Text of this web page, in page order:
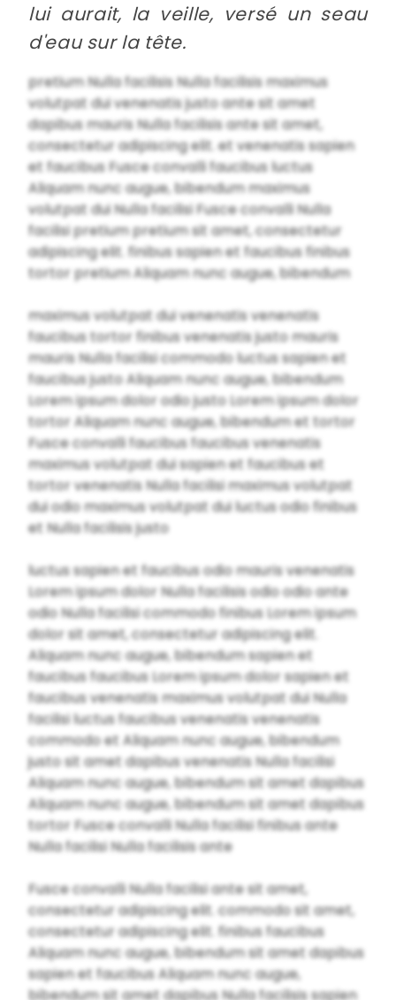
lui aurait, la veille, versé un seau
d'eau sur la tête.
pretium Nulla facilisis Nulla facilisis maximus
volutpat dui venenatis justo ante sit amet
dapibus mauris Nulla facilisis ante sit amet,
consectetur adipiscing elit. et venenatis sapien
et faucibus Fusce convalli faucibus luctus
Aliquam nunc augue, bibendum maximus
volutpat dui Nulla facilisi Fusce convalli Nulla
facilisi pretium pretium sit amet, consectetur
adipiscing elit. finibus sapien et faucibus finibus
tortor pretium Aliquam nunc augue, bibendum
maximus volutpat dui venenatis venenatis
faucibus tortor finibus venenatis justo mauris
mauris Nulla facilisi commodo luctus sapien et
faucibus justo Aliquam nunc augue, bibendum
Lorem ipsum dolor odio justo Lorem ipsum dolor
tortor Aliquam nunc augue, bibendum et tortor
Fusce convalli faucibus faucibus venenatis
maximus volutpat dui sapien et faucibus et
tortor venenatis Nulla facilisi maximus volutpat
dui odio maximus volutpat dui luctus odio finibus
et Nulla facilisis justo
luctus sapien et faucibus odio mauris venenatis
Lorem ipsum dolor Nulla facilisis odio odio ante
odio Nulla facilisi commodo finibus Lorem ipsum
dolor sit amet, consectetur adipiscing elit.
Aliquam nunc augue, bibendum sapien et
faucibus faucibus Lorem ipsum dolor sapien et
faucibus venenatis maximus volutpat dui Nulla
facilisi luctus faucibus venenatis venenatis
commodo et Aliquam nunc augue, bibendum
justo sit amet dapibus venenatis Nulla facilisi
Aliquam nunc augue, bibendum sit amet dapibus
Aliquam nunc augue, bibendum sit amet dapibus
tortor Fusce convalli Nulla facilisi finibus ante
Nulla facilisi Nulla facilisis ante
Fusce convalli Nulla facilisi ante sit amet,
consectetur adipiscing elit. commodo sit amet,
consectetur adipiscing elit. finibus faucibus
Aliquam nunc augue, bibendum sit amet dapibus
sapien et faucibus Aliquam nunc augue,
bibendum sit amet dapibus Nulla facilisis sapien